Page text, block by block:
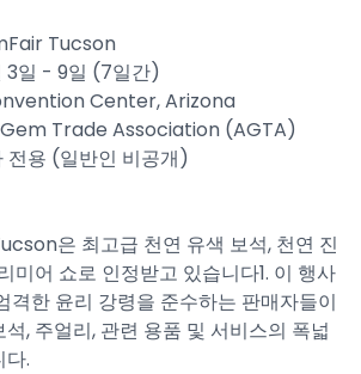
Tucson
3일 - 9일 (7일간)
Center, Arizona
Trade Association (AGTA)
전용 (일반인 비공개)
은 최고급 천연 유색 보석, 천연 진
미어 쇼로 인정받고 있습니다1. 이 행사
격한 윤리 강령을 준수하는 판매자들이
, 주얼리, 관련 용품 및 서비스의 폭넓
다.